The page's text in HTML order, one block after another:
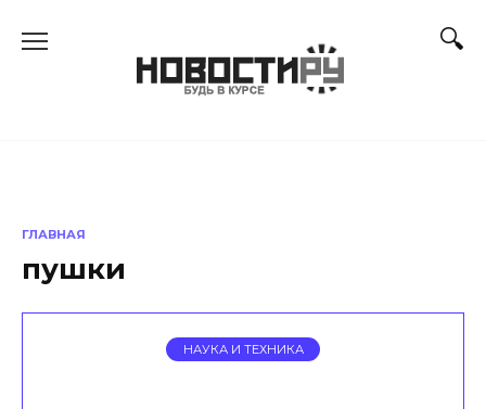
ГЛАВНАЯ
пушки
НАУКА И ТЕХНИКА